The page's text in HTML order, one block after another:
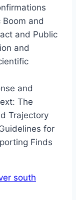
and
and Public
and
and
The
Trajectory
for
Finds
south